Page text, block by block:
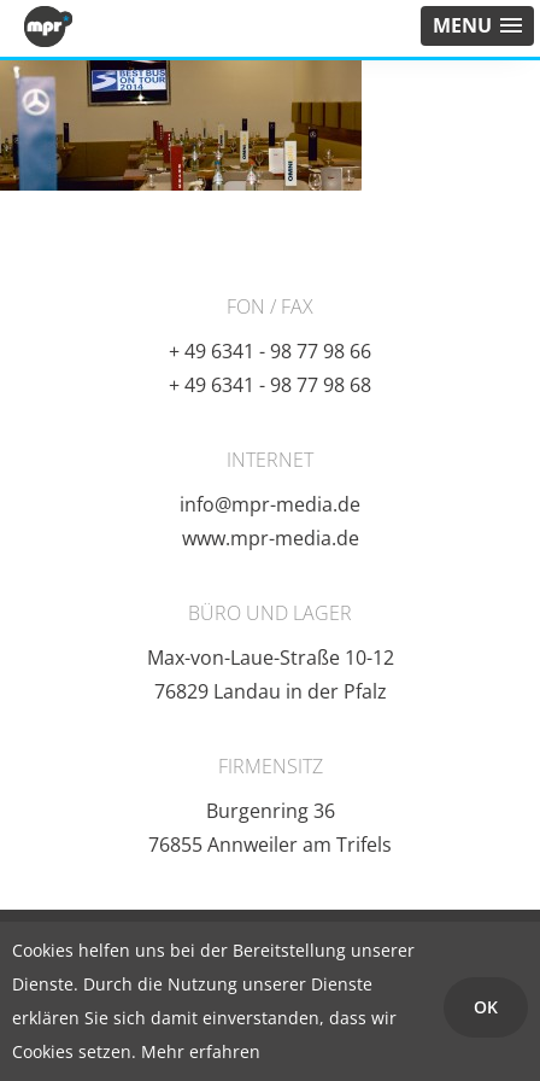
MENU
FON / FAX
+ 49 6341 - 98 77 98 66
+ 49 6341 - 98 77 98 68
INTERNET
info@mpr-media.de
www.mpr-media.de
BÜRO UND LAGER
Max-von-Laue-Straße 10-12
76829 Landau in der Pfalz
FIRMENSITZ
Burgenring 36
76855 Annweiler am Trifels
© 2026 mpr GmbH. Impressum | Datenschutz­erklärung
Cookies helfen uns bei der Bereitstellung unserer
Dienste. Durch die Nutzung unserer Dienste
erklären Sie sich damit einverstanden, dass wir
Cookies setzen. Mehr erfahren
OK